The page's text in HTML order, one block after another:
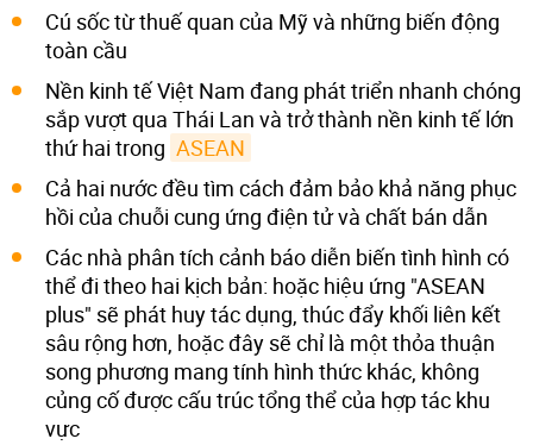
Cú sốc từ thuế quan của Mỹ và những biến động
toàn cầu
Nền kinh tế Việt Nam đang phát triển nhanh chóng
sắp vượt qua Thái Lan và trở thành nền kinh tế lớn
thứ hai trong ASEAN
Cả hai nước đều tìm cách đảm bảo khả năng phục
hồi của chuỗi cung ứng điện tử và chất bán dẫn
Các nhà phân tích cảnh báo diễn biến tình hình có
thể đi theo hai kịch bản: hoặc hiệu ứng "ASEAN
plus" sẽ phát huy tác dụng, thúc đẩy khối liên kết
sâu rộng hơn, hoặc đây sẽ chỉ là một thỏa thuận
song phương mang tính hình thức khác, không
củng cố được cấu trúc tổng thể của hợp tác khu
vực